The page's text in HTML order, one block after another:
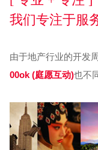
我们专注于服
由于地产行业的开发
00ok (庭愿互动)也不